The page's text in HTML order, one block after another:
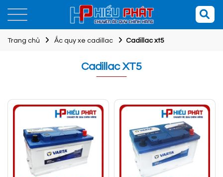
Trang chủ Ắc quy xe cadillac Cadillac xt5
Cadillac XT5